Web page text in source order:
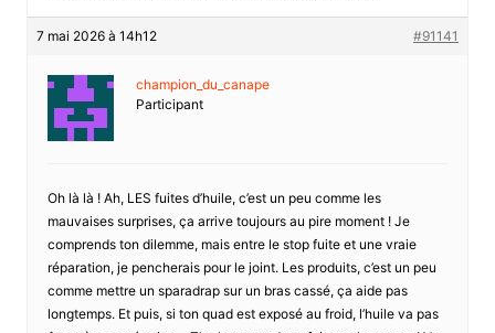
7 mai 2026 à 14h12 #91141
champion_du_canape
Participant
Oh là là ! Ah, LES fuites d’huile, c’est un peu comme les
mauvaises surprises, ça arrive toujours au pire moment ! Je
comprends ton dilemme, mais entre le stop fuite et une vraie
réparation, je pencherais pour le joint. Les produits, c’est un peu
comme mettre un sparadrap sur un bras cassé, ça aide pas
longtemps. Et puis, si ton quad est exposé au froid, l’huile va pas